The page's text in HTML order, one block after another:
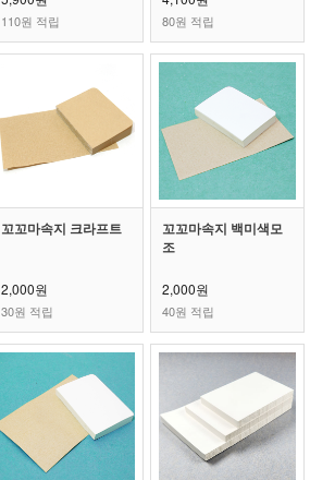
110원 적립 80원 적립
꼬꼬마속지 크라프트
2,000원
30원 적립
꼬꼬마속지 백미색모
조
2,000원
40원 적립